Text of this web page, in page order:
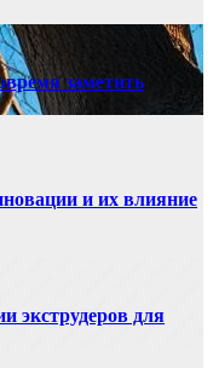
заметить
и их влияние
экструдеров для